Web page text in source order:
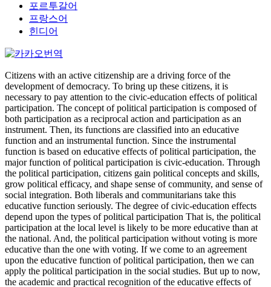
포르투갈어
프랑스어
힌디어
Citizens with an active citizenship are a driving force of the
development of democracy. To bring up these citizens, it is
necessary to pay attention to the civic-education effects of political
participation. The concept of political participation is composed of
both participation as a reciprocal action and participation as an
instrument. Then, its functions are classified into an educative
function and an instrumental function. Since the instrumental
function is based on educative effects of political participation, the
major function of political participation is civic-education. Through
the political participation, citizens gain political concepts and skills,
grow political efficacy, and shape sense of community, and sense of
social integration. Both liberals and communitarians take this
educative function seriously. The degree of civic-education effects
depend upon the types of political participation That is, the political
participation at the local level is likely to be more educative than at
the national. And, the political participation without voting is more
educative than the one with voting. If we come to an agreement
upon the educative function of political participation, then we can
apply the political participation in the social studies. But up to now,
the academic and practical recognition of the educative effects of